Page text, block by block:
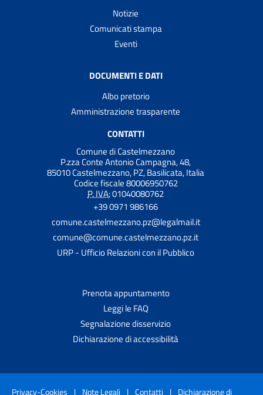
Notizie
Comunicati stampa
Eventi
DOCUMENTI E DATI
Albo pretorio
Amministrazione trasparente
CONTATTI
Comune di Castelmezzano
P.zza Conte Antonio Campagna, 48,
85010 Castelmezzano, PZ, Basilicata, Italia
Codice fiscale 80006950762
P. IVA:01040080762
+39 0971 986166
comune.castelmezzano.pz@legalmail.it
comune@comune.castelmezzano.pz.it
URP - Ufficio Relazioni con il Pubblico
Prenota appuntamento
Leggi le FAQ
Segnalazione disservizio
Dichiarazione di accessibilità
Privacy-Cookies | Note Legali | Contatti | Dichiarazione di